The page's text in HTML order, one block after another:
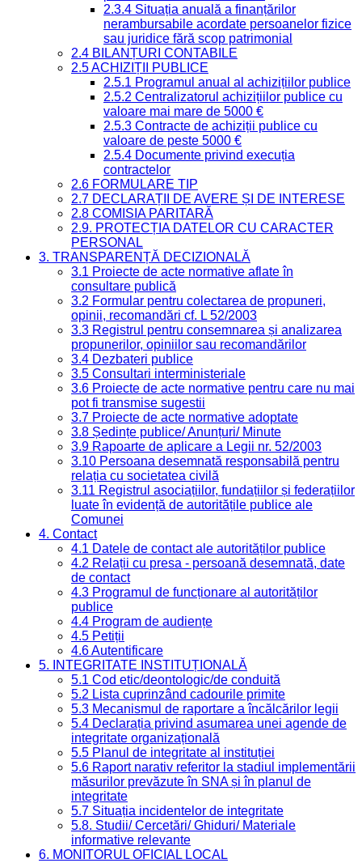
2.3.4 Situația anuală a finanțărilor
nerambursabile acordate persoanelor fizice
sau juridice fără scop patrimonial
2.4 BILANȚURI CONTABILE
2.5 ACHIZIȚII PUBLICE
2.5.1 Programul anual al achizițiilor publice
2.5.2 Centralizatorul achizițiilor publice cu
valoare mai mare de 5000 €
2.5.3 Contracte de achiziții publice cu
valoare de peste 5000 €
2.5.4 Documente privind execuția
contractelor
2.6 FORMULARE TIP
2.7 DECLARAȚII DE AVERE ȘI DE INTERESE
2.8 COMISIA PARITARĂ
2.9. PROTECȚIA DATELOR CU CARACTER
PERSONAL
3. TRANSPARENȚĂ DECIZIONALĂ
3.1 Proiecte de acte normative aflate în
consultare publică
3.2 Formular pentru colectarea de propuneri,
opinii, recomandări cf. L 52/2003
3.3 Registrul pentru consemnarea și analizarea
propunerilor, opiniilor sau recomandărilor
3.4 Dezbateri publice
3.5 Consultari interministeriale
3.6 Proiecte de acte normative pentru care nu mai
pot fi transmise sugestii
3.7 Proiecte de acte normative adoptate
3.8 Ședințe publice/ Anunțuri/ Minute
3.9 Rapoarte de aplicare a Legii nr. 52/2003
3.10 Persoana desemnată responsabilă pentru
relația cu societatea civilă
3.11 Registrul asociațiilor, fundațiilor și federațiilor
luate în evidență de autoritățile publice ale
Comunei
4. Contact
4.1 Datele de contact ale autorităților publice
4.2 Relații cu presa - persoană desemnată, date
de contact
4.3 Programul de funcționare al autorităților
publice
4.4 Program de audiențe
4.5 Petiții
4.6 Autentificare
5. INTEGRITATE INSTITUȚIONALĂ
5.1 Cod etic/deontologic/de conduită
5.2 Lista cuprinzând cadourile primite
5.3 Mecanismul de raportare a încălcărilor legii
5.4 Declarația privind asumarea unei agende de
integritate organizațională
5.5 Planul de integritate al instituției
5.6 Raport narativ referitor la stadiul implementării
măsurilor prevăzute în SNA și în planul de
integritate
5.7 Situația incidentelor de integritate
5.8. Studii/ Cercetări/ Ghiduri/ Materiale
informative relevante
6. MONITORUL OFICIAL LOCAL